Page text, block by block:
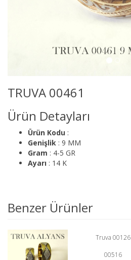
TRUVA 00461
Ürün Detayları
Ürün Kodu :
Genişlik : 9 MM
Gram : 4-5 GR
Ayarı : 14 K
Benzer Ürünler
Truva 00126
00516